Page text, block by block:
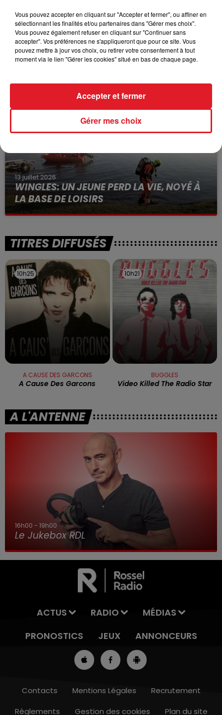
15 juillet 2026
BÉTHUNE: ENQUÊTE POUR HOMICIDE
Selon les premiers éléments, le logement servait
à des prostituées
13 juillet 2026
WINGLES: UN JEUNE PERD LA VIE, NOYÉ À
LA BASE DE LOISIRS
La victime a coulé à pic
TITRES DIFFUSÉS
10h25
10h25
A CAUSE DES GARCONS
A Cause Des Garcons
10h21
10h21
BUGGLES
Video Killed The Radio Star
A L'ANTENNE
16h00 - 19h00
Le Jukebox RDL
ACTUS RADIO
MÉDIAS
PRONOSTICS
JEUX ANNONCEURS
Contacts Mentions Légales
Recrutement
Règlements
Gestion des cookies Plan du site
Vous pouvez accepter en cliquant sur "Accepter et fermer", ou affiner en
sélectionnant les finalités et/ou partenaires dans "Gérer mes choix".
Vous pouvez également refuser en cliquant sur "Continuer sans
accepter". Vos préférences ne s'appliqueront que pour ce site. Vous
pouvez mettre à jour vos choix, ou retirer votre consentement à tout
moment via le lien "Gérer les cookies" situé en bas de chaque page.
Gérer mes choix
Accepter et fermer